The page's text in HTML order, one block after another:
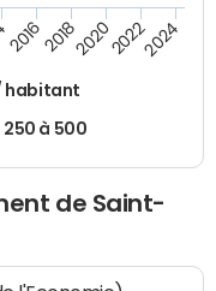
habitant
250 à 500
20162018202020222024
de Saint-